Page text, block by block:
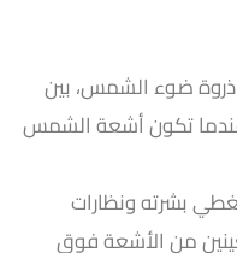
ضوء الشمس، بين
و2 ظهرًا، عندما تكون أشعة الشمس
بشرته ونظارات
من الأشعة فوق